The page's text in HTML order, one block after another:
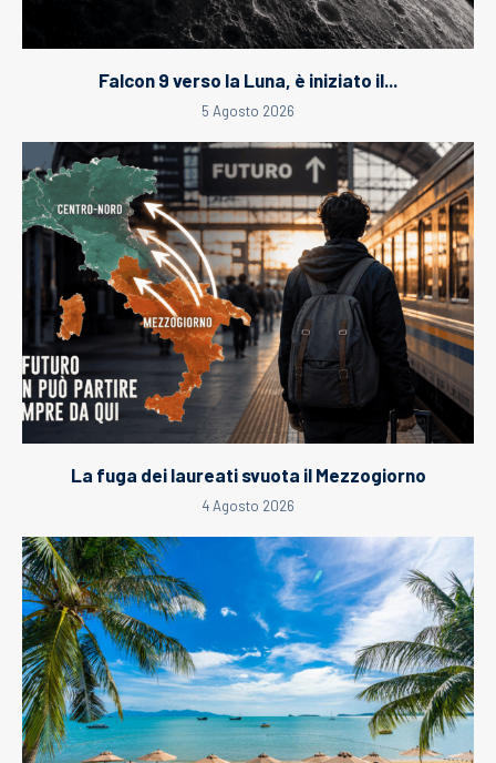
Falcon 9 verso la Luna, è iniziato il...
5 Agosto 2026
La fuga dei laureati svuota il Mezzogiorno
4 Agosto 2026